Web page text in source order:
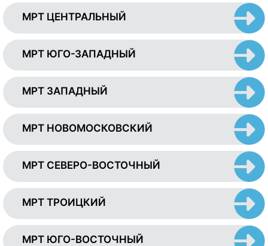
МРТ ЦЕНТРАЛЬНЫЙ
МРТ ЮГО-ЗАПАДНЫЙ
МРТ ЗАПАДНЫЙ
МРТ НОВОМОСКОВСКИЙ
МРТ СЕВЕРО-ВОСТОЧНЫЙ
МРТ ТРОИЦКИЙ
МРТ ЮГО-ВОСТОЧНЫЙ